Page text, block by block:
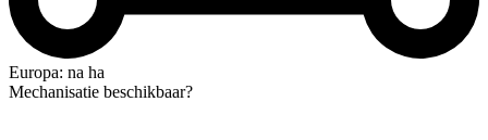
Europa: na ha
Mechanisatie beschikbaar?